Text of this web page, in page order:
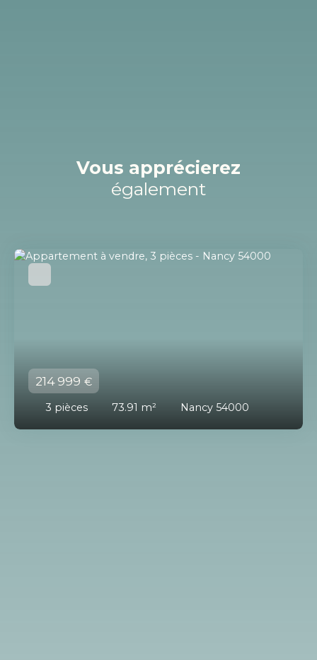
Vous apprécierez
également
214 999 €
3 pièces 73.91 m² Nancy 54000